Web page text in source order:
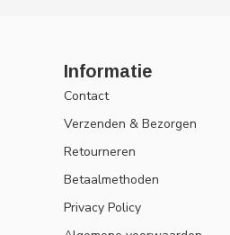
Informatie
Contact
Verzenden & Bezorgen
Retourneren
Betaalmethoden
Privacy Policy